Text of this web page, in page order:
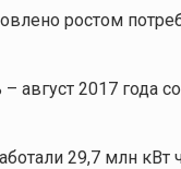
ростом
2017 года
29,7 млн кВт